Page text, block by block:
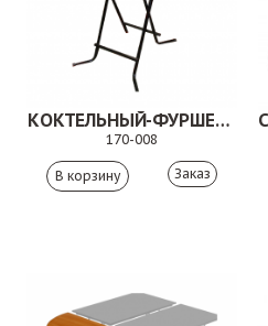
КОКТЕЛЬНЫЙ-ФУРШЕТНЫЙ СТОЛ
170-008
Заказ